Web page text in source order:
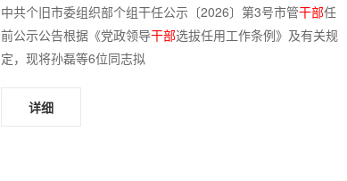
中共个旧市委组织部个组干任公示〔2026〕第3号市管干部任
前公示公告根据《党政领导干部选拔任用工作条例》及有关规
定，现将孙磊等6位同志拟
详细